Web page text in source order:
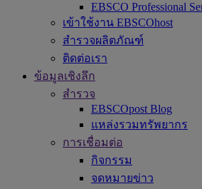
EBSCO Professional
เข้าใช้งาน EBSCOhost
สำรวจผลิตภัณฑ์
ติดต่อเรา
ข้อมูลเชิงลึก
สำรวจ
EBSCOpost Blog
แหล่งรวมทรัพยากร
การเชื่อมต่อ
กิจกรรม
จดหมายข่าว